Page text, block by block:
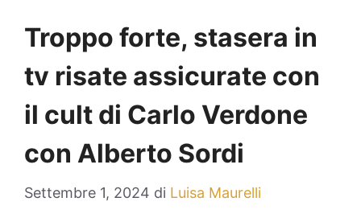
Troppo forte, stasera in
tv risate assicurate con
il cult di Carlo Verdone
con Alberto Sordi
Settembre 1, 2024 di Luisa Maurelli